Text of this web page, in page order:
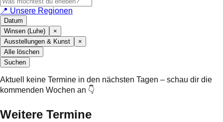
📍 Unsere Regionen
Datum
Winsen (Luhe)
×
Ausstellungen & Kunst
×
Alle löschen
Suchen
Aktuell keine Termine in den nächsten Tagen – schau dir die
kommenden Wochen an 👇
Weitere Termine